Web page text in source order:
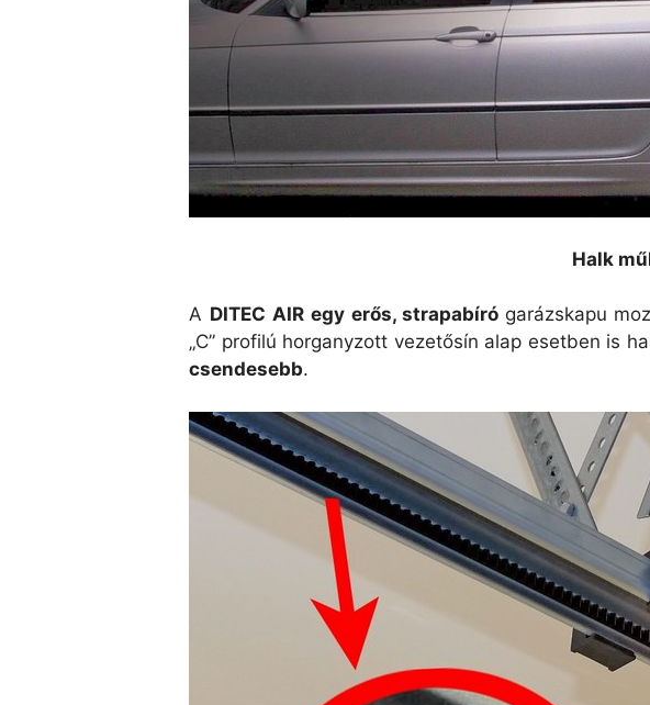
Halk
A DITEC AIR egy erős, strapabíró garázskapu
„C” profilú horganyzott vezetősín alap esetben is
csendesebb.